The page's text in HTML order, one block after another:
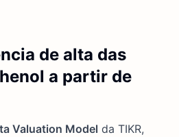
de alta das
a partir de
Valuation Model da TIKR,